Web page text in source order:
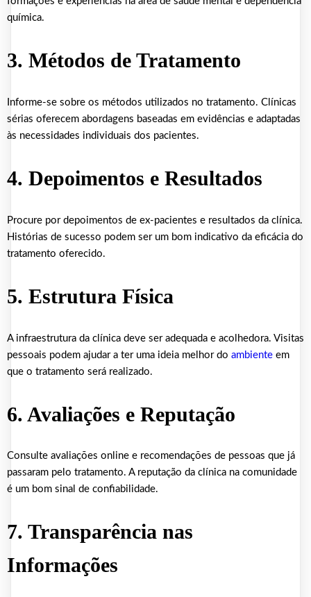
química.
3. Métodos de Tratamento
Informe-se sobre os métodos utilizados no tratamento. Clínicas
sérias oferecem abordagens baseadas em evidências e adaptadas
às necessidades individuais dos pacientes.
4. Depoimentos e Resultados
Procure por depoimentos de ex-pacientes e resultados da clínica.
Histórias de sucesso podem ser um bom indicativo da eficácia do
tratamento oferecido.
5. Estrutura Física
A infraestrutura da clínica deve ser adequada e acolhedora. Visitas
pessoais podem ajudar a ter uma ideia melhor do ambiente em
que o tratamento será realizado.
6. Avaliações e Reputação
Consulte avaliações online e recomendações de pessoas que já
passaram pelo tratamento. A reputação da clínica na comunidade
é um bom sinal de confiabilidade.
7. Transparência nas
Informações